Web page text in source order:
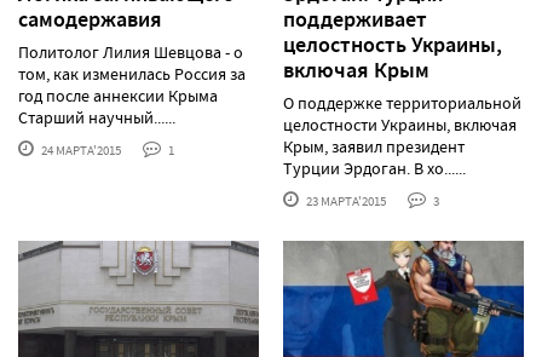
самодержавия
Политолог Лилия Шевцова - о
том, как изменилась Россия за
год после аннексии Крыма
Старший научный......
24 МАРТА'2015 1
поддерживает
целостность Украины,
включая Крым
О поддержке территориальной
целостности Украины, включая
Крым, заявил президент
Турции Эрдоган. В хо......
23 МАРТА'2015 3